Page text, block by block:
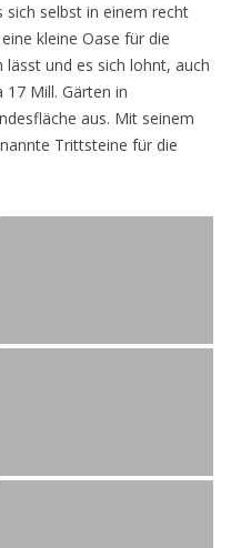
sich selbst in einem recht
kleine Oase für die
und es sich lohnt, auch
Mill. Gärten in
aus. Mit seinem
Trittsteine für die